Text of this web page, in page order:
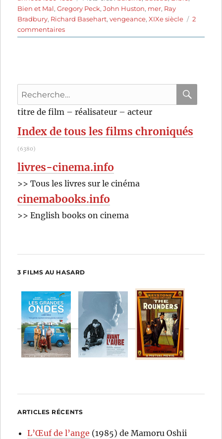
Bien et Mal,Gregory Peck,John Huston, mer, Ray
Bradbury, Richard Basehart,vengeance,XIXe siècle
2
commentairessur
Moby
Recherche
pour
titre de film – réalisateur – acteur
Index de tous les films chroniqués
(6380)
livres-cinema.info
>> Tous les livres sur le cinéma
cinemabooks.info
>> English books on cinema
3 FILMS AU HASARD
ARTICLES RÉCENTS
L’Œuf de l’ange (1985) de Mamoru Oshii